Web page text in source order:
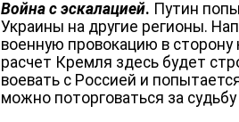
Война с эскалацией. Путин
Украины на другие регионы.
военную провокацию в
расчет Кремля здесь будет
воевать с Россией и
можно поторговаться за